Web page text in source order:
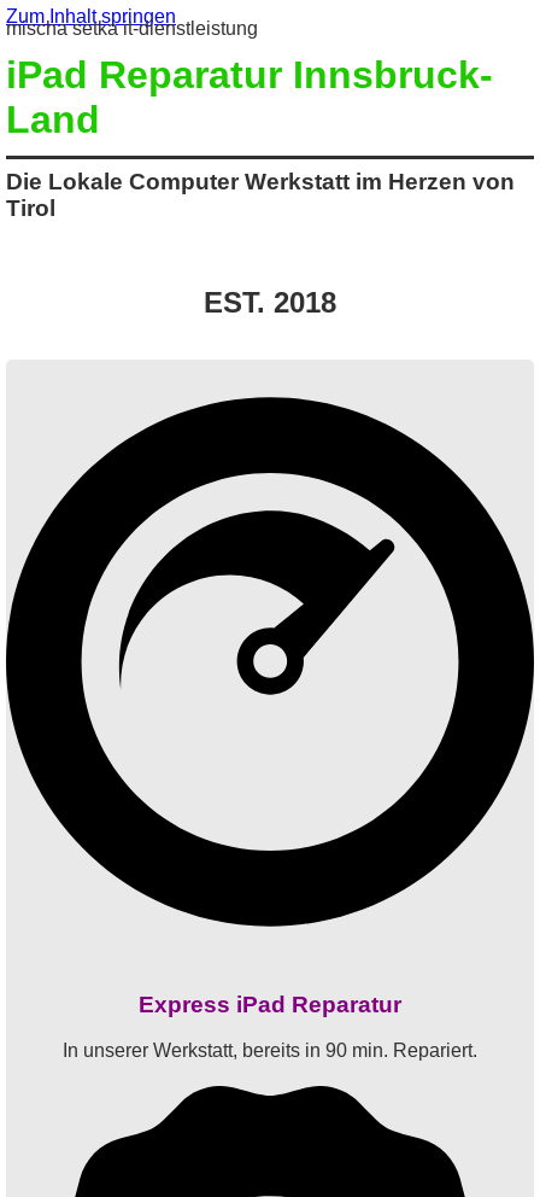
mischa setka it-dienstleistung
Zum Inhalt springen
iPad Reparatur Innsbruck-
Land
Die Lokale Computer Werkstatt im Herzen von
Tirol
EST. 2018
Express iPad Reparatur
In unserer Werkstatt, bereits in 90 min. Repariert.